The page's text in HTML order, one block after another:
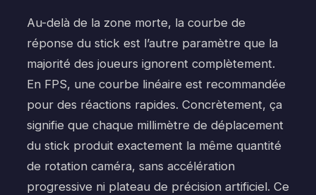
Au-delà de la zone morte, la courbe de
réponse du stick est l’autre paramètre que la
majorité des joueurs ignorent complètement.
En FPS, une courbe linéaire est recommandée
pour des réactions rapides. Concrètement, ça
signifie que chaque millimètre de déplacement
du stick produit exactement la même quantité
de rotation caméra, sans accélération
progressive ni plateau de précision artificiel. Ce